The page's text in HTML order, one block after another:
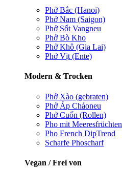
Phở Bắc (Hanoi)
Phở Nam (Saigon)
Phở Sốt Vangneu
Phở Bò Kho
Phở Khô (Gia Lai)
Phở Vịt (Ente)
Modern & Trocken
Phở Xào (gebraten)
Phở Áp Chảoneu
Phở Cuốn (Rollen)
Pho mit Meeresfrüchten
Pho French DipTrend
Scharfe Phoscharf
Vegan / Frei von